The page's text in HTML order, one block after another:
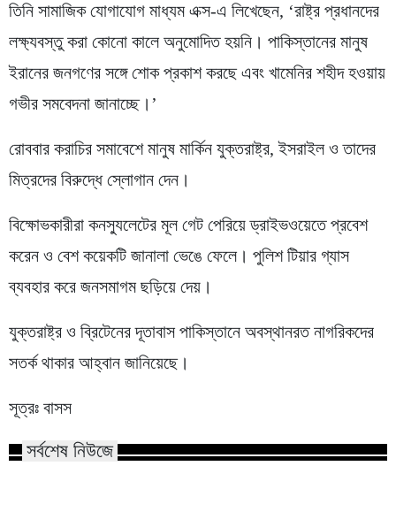
তিনি সামাজিক যোগাযোগ মাধ্যম এক্স-এ লিখেছেন, ‘রাষ্ট্র প্রধানদের
লক্ষ্যবস্তু করা কোনো কালে অনুমোদিত হয়নি। পাকিস্তানের মানুষ
ইরানের জনগণের সঙ্গে শোক প্রকাশ করছে এবং খামেনির শহীদ হওয়ায়
গভীর সমবেদনা জানাচ্ছে।’
রোববার করাচির সমাবেশে মানুষ মার্কিন যুক্তরাষ্ট্র, ইসরাইল ও তাদের
মিত্রদের বিরুদ্ধে স্লোগান দেন।
বিক্ষোভকারীরা কনস্যুলেটের মূল গেট পেরিয়ে ড্রাইভওয়েতে প্রবেশ
করেন ও বেশ কয়েকটি জানালা ভেঙে ফেলে। পুলিশ টিয়ার গ্যাস
ব্যবহার করে জনসমাগম ছড়িয়ে দেয়।
যুক্তরাষ্ট্র ও ব্রিটেনের দূতাবাস পাকিস্তানে অবস্থানরত নাগরিকদের
সতর্ক থাকার আহ্বান জানিয়েছে।
সূত্রঃ বাসস
সর্বশেষ নিউজে